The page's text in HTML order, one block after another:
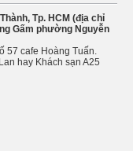
Tp. HCM (địa chỉ
Gấm phường Nguyễn
57 cafe Hoàng Tuấn.
hay Khách sạn A25